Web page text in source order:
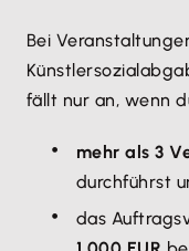
Bei
fällt nur an, wenn
mehr als 3
durchführst
das